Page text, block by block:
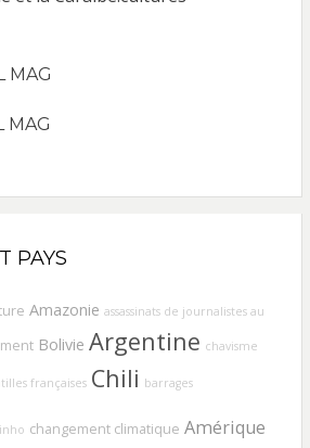
MAG
MAG
PAYS
Amazonie assassinats de journalistes au
Bolivie Argentine chavisme
françaises Chili barrages
changement climatique Amérique